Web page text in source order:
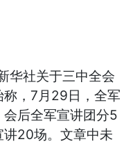
社关于三中全会
称，7月29日，全军
后全军宣讲团分5
20场。文章中未